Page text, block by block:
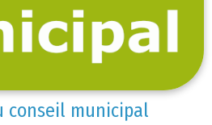
conseil municipal